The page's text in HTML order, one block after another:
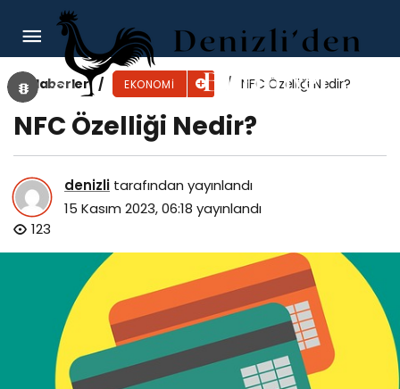
Haberler EKONOMI NFC Özelliği Nedir?
NFC Özelliği Nedir?
denizli tarafından yayınlandı
15 Kasım 2023, 06:18 yayınlandı
123
Provizyon Nedir?